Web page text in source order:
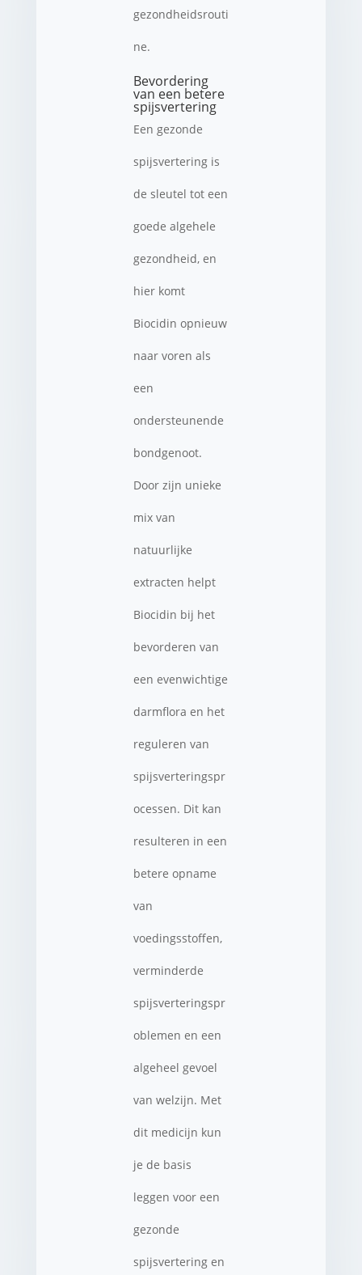
gezondheidsrouti
ne.
Bevordering
van een betere
spijsvertering
Een gezonde
spijsvertering is
de sleutel tot een
goede algehele
gezondheid, en
hier komt
Biocidin opnieuw
naar voren als
een
ondersteunende
bondgenoot.
Door zijn unieke
mix van
natuurlijke
extracten helpt
Biocidin bij het
bevorderen van
een evenwichtige
darmflora en het
reguleren van
spijsverteringspr
ocessen. Dit kan
resulteren in een
betere opname
van
voedingsstoffen,
verminderde
spijsverteringspr
oblemen en een
algeheel gevoel
van welzijn. Met
dit medicijn kun
je de basis
leggen voor een
gezonde
spijsvertering en